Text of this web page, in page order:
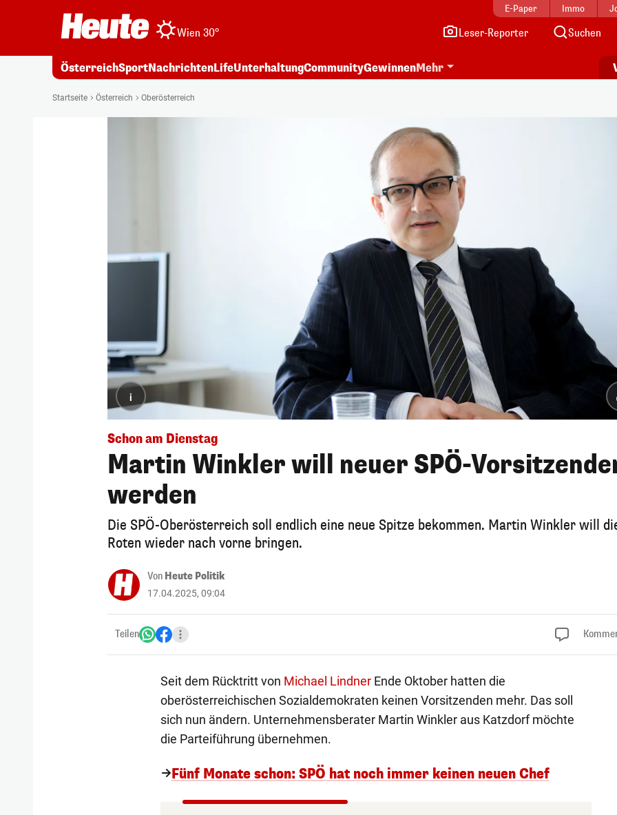
E-Paper Immo
Wien 30° Leser-Reporter Suchen
ÖsterreichSportNachrichtenLifeUnterhaltungCommunityGewinnenMehr
Startseite Österreich Oberösterreich
i
Schon am Dienstag
Martin Winkler will neuer SPÖ-
werden
Die SPÖ-Oberösterreich soll endlich eine neue Spitze bekommen. Martin Winkler will
Roten wieder nach vorne bringen.
Von Heute Politik
17.04.2025, 09:04
Teilen
Seit dem Rücktritt von Michael LindnerEnde Oktober hatten die
oberösterreichischen Sozialdemokraten keinen Vorsitzenden mehr. Das soll
sich nun ändern. Unternehmensberater Martin Winkler aus Katzdorf möchte
die Parteiführung übernehmen.
Fünf Monate schon: SPÖ hat noch immer keinen neuen Chef